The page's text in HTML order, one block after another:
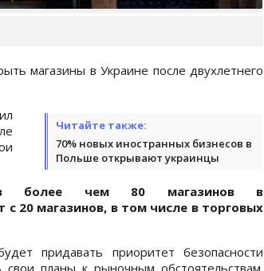
магазины в Украине после двухлетнего
Читайте также:
70% новых иностранных бизнесов в
Польше открывают украинцы
более чем 80 магазинов в
20 магазинов, в том числе в торговых
придавать приоритет безопасности
планы к рыночным обстоятельствам.